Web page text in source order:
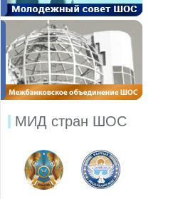
МИД стран ШОС